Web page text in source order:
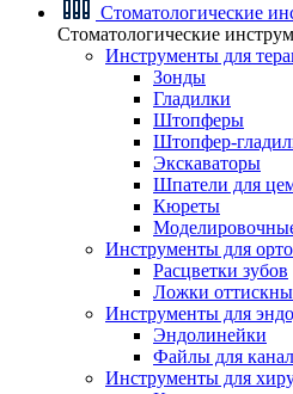
Стоматологические
Стоматологические
Инструменты для
Зонды
Гладилки
Штопферы
Штопфер-
Экскаваторы
Шпатели для
Кюреты
Инструменты для
Расцветки зубов
Ложки
Инструменты для
Эндолинейки
Файлы для
Инструменты для